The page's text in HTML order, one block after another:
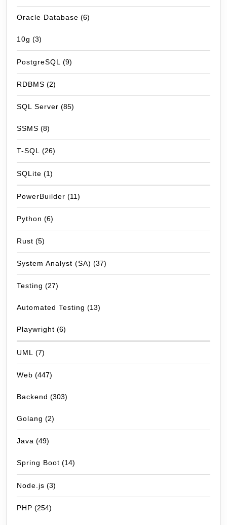
Oracle Database (6)
10g (3)
PostgreSQL (9)
RDBMS (2)
SQL Server (85)
SSMS (8)
T-SQL (26)
SQLite (1)
PowerBuilder (11)
Python (6)
Rust (5)
System Analyst (SA) (37)
Testing (27)
Automated Testing (13)
Playwright (6)
UML (7)
Web (447)
Backend (303)
Golang (2)
Java (49)
Spring Boot (14)
Node.js (3)
PHP (254)